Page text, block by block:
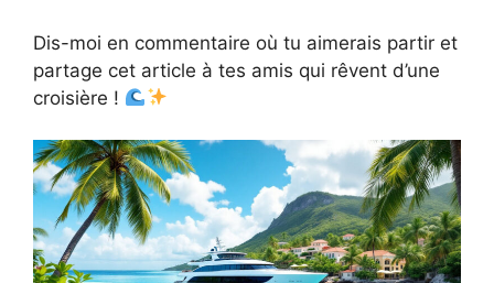
Dis-moi en commentaire où tu aimerais partir et
partage cet article à tes amis qui rêvent d’une
croisière !